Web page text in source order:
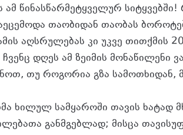
წინასწარმეტყველურ
თაობიდან თაობას
აღსრულებას კი უკვე თითქმის
დღეს ამ ზეიმის მონაწილენი
თუ როგორია გზა სამოთხიდან,
ხილულ სამყაროში თავის ხატად
განმგებლად; მისცა